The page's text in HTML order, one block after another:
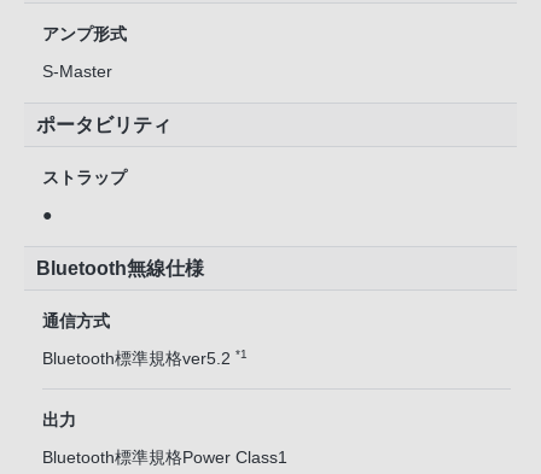
アンプ形式
S-Master
ポータビリティ
ストラップ
●
Bluetooth無線仕様
通信方式
Bluetooth標準規格ver5.2 *1
出力
Bluetooth標準規格Power Class1